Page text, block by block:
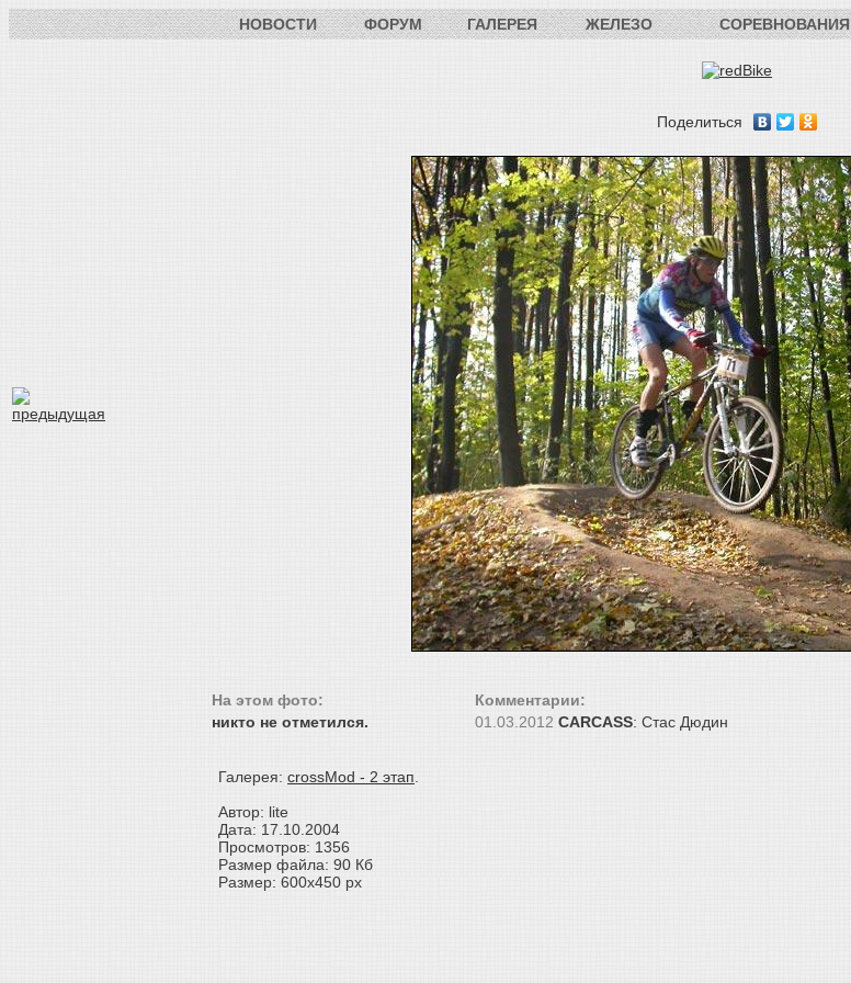
НОВОСТИ ФОРУМ ГАЛЕРЕЯ ЖЕЛЕЗО СОРЕВНОВАНИЯ
Поделиться
На этом фото:
никто не отметился.
Комментарии:
01.03.2012 CARCASS: Стас Дюдин
Галерея: crossMod - 2 этап
Автор: lite
Дата: 17.10.2004
Просмотров: 1356
Размер файла: 90 Кб
Размер: 600x450 px